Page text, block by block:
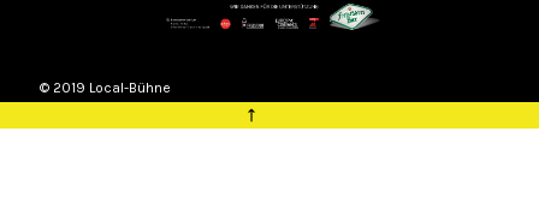
© 2019 Local-Bühne